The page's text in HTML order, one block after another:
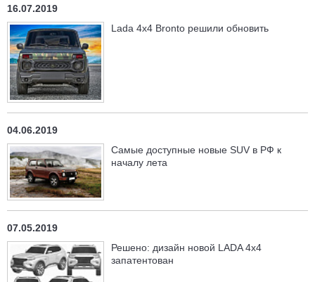
16.07.2019
Lada 4x4 Bronto решили обновить
04.06.2019
Самые доступные новые SUV в РФ к
началу лета
07.05.2019
Решено: дизайн новой LADA 4x4
запатентован